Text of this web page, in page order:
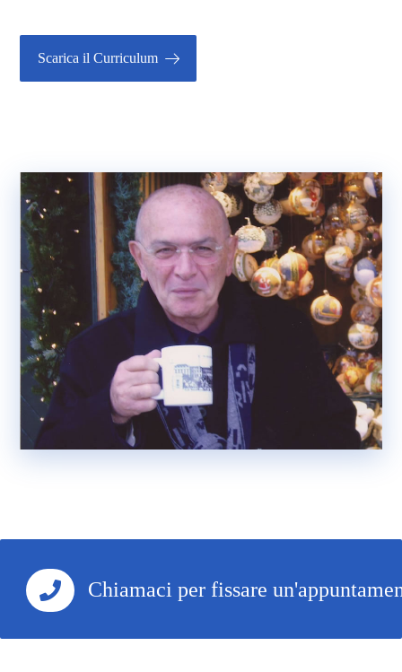
esiste una indicazione chirurgica open o
mininvasiva, il paziente viene affidato al
La terapia anticoagulante sia tradizionale che con
i nuovi anticoagulanti viene gestita
telefonicamente o per SMS o per Whatsapp in
ogni momento nella più assoluta semplicità e
competenza.
La Medicina è rispetto per il malato, condivisione
e assunzione di responsabilità da parte del
medico. Fare il Medico non è un mestiere ma
assumere una tipologia di vita; è un obbligo al
continuo aggiornamento evitando “io la penso
Oggi con la informatizzazione non esistono più i
segreti; un medico con segreti è uno stregone cioè
fa un altro mestiere.
Scarica il Curriculum
Chiamaci per fissare